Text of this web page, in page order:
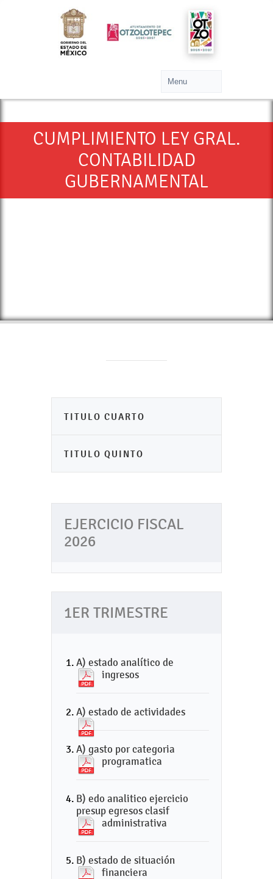
CUMPLIMIENTO LEY GRAL.
CONTABILIDAD
GUBERNAMENTAL
TITULO CUARTO
TITULO QUINTO
EJERCICIO FISCAL
2026
1ER TRIMESTRE
A) estado analítico de
ingresos
A) estado de actividades
A) gasto por categoria
programatica
B) edo analitico ejercicio
presup egresos clasif
administrativa
B) estado de situación
financiera